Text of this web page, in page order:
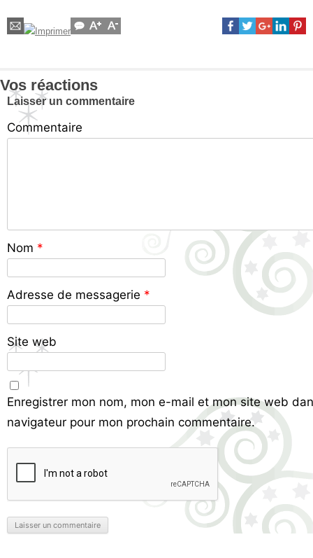
Vos réactions
Laisser un commentaire
Commentaire
Nom *
Adresse de messagerie *
Site web
Enregistrer mon nom, mon e-mail et mon site web
navigateur pour mon prochain commentaire.